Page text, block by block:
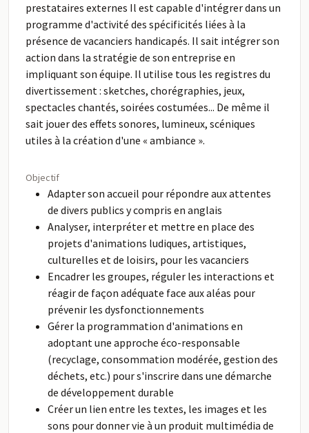
prestataires externes Il est capable d'intégrer dans un
programme d'activité des spécificités liées à la
présence de vacanciers handicapés. Il sait intégrer son
action dans la stratégie de son entreprise en
impliquant son équipe. Il utilise tous les registres du
divertissement : sketches, chorégraphies, jeux,
spectacles chantés, soirées costumées... De même il
sait jouer des effets sonores, lumineux, scéniques
utiles à la création d'une « ambiance ».
Objectif
Adapter son accueil pour répondre aux attentes
de divers publics y compris en anglais
Analyser, interpréter et mettre en place des
projets d'animations ludiques, artistiques,
culturelles et de loisirs, pour les vacanciers
Encadrer les groupes, réguler les interactions et
réagir de façon adéquate face aux aléas pour
prévenir les dysfonctionnements
Gérer la programmation d'animations en
adoptant une approche éco-responsable
(recyclage, consommation modérée, gestion des
déchets, etc.) pour s'inscrire dans une démarche
de développement durable
Créer un lien entre les textes, les images et les
sons pour donner vie à un produit multimédia de